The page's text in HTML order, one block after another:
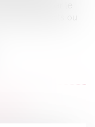
moment par le
des parents ou